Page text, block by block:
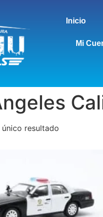
Inicio
Mi
resultado